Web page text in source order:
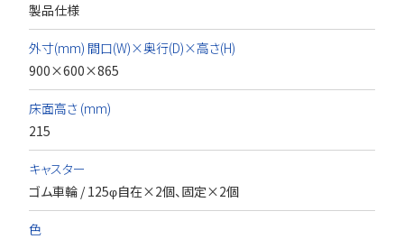
製品仕様
外寸(mm) 間口(W)×奥行(D)×高さ(H)
900×600×865
床面高さ (mm)
215
キャスター
ゴム車輪 / 125φ自在×2個、固定×2個
色